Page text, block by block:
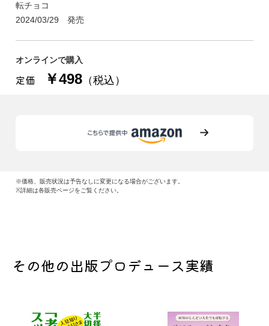
転チョコ
2024/03/29 発売
オンラインで購入
定価 ￥498 （税込）
※価格、販売状況は予告なしに変更になる場合がございます。
※詳細は各販売ページをご覧ください。
その他の出版プロデュース実績